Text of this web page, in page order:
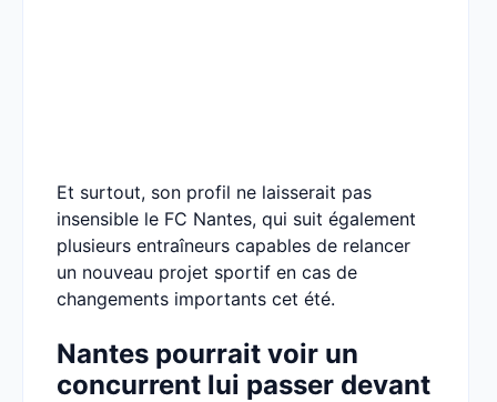
Et surtout, son profil ne laisserait pas
insensible le FC Nantes, qui suit également
plusieurs entraîneurs capables de relancer
un nouveau projet sportif en cas de
changements importants cet été.
Nantes pourrait voir un
concurrent lui passer devant